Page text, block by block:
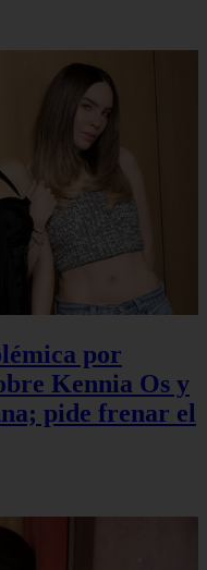
por
Kennia Os y
pide frenar el